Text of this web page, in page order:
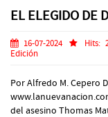
EL ELEGIDO DE
16-07-2024 Hits:
Edición
Por Alfredo M. Cepero
del asesino Thomas